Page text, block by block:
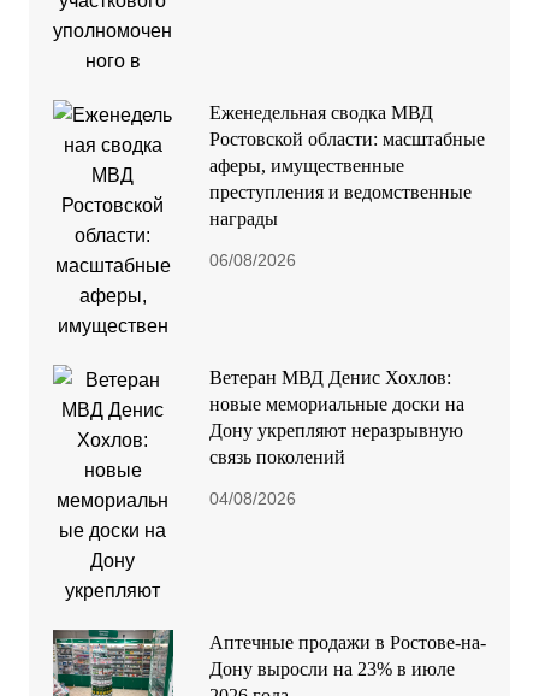
Еженедельная сводка МВД
Ростовской области: масштабные
аферы, имущественные
преступления и ведомственные
награды
06/08/2026
Ветеран МВД Денис Хохлов:
новые мемориальные доски на
Дону укрепляют неразрывную
связь поколений
04/08/2026
Аптечные продажи в Ростове-на-
Дону выросли на 23% в июле